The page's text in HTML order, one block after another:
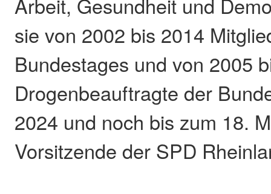
Arbeit, Gesundheit und
sie von 2002 bis 2014
Bundestages und von 2005
Drogenbeauftragte der
2024 und noch bis zum 18.
Vorsitzende der SPD